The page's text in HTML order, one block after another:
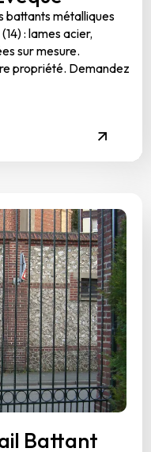
battants métalliques
: lames acier,
sur mesure.
propriété. Demandez
Battant